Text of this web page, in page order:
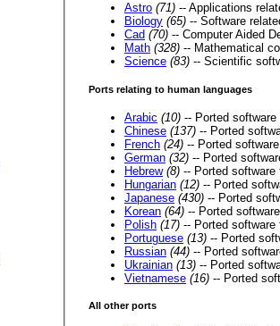
Astro (71) -- Applications
Biology (65) -- Software
Cad (70) -- Computer Aided
Math (328) -- Mathematical
Science (83) -- Scientific
Ports relating to human languages
Arabic (10) -- Ported
Chinese (137) -- Ported
French (24) -- Ported
German (32) -- Ported
Hebrew (8) -- Ported software
Hungarian (12) -- Ported
Japanese (430) -- Ported
Korean (64) -- Ported
Polish (17) -- Ported
Portuguese (13) -- Ported
Russian (44) -- Ported
Ukrainian (13) -- Ported
Vietnamese (16) -- Ported
All other ports